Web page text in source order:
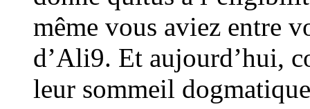
même vous aviez entre
d’Ali9. Et aujourd’hui,
leur sommeil